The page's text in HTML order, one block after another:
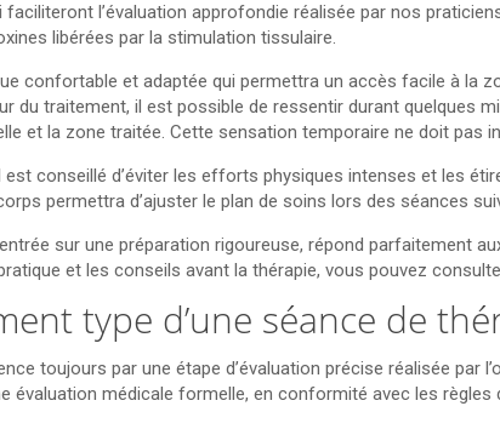
faciliteront l’évaluation approfondie réalisée par nos
libérées par la stimulation tissulaire.
confortable et adaptée qui permettra un accès facile à la
du traitement, il est possible de ressentir durant quelques
et la zone traitée. Cette sensation temporaire ne doit
est conseillé d’éviter les efforts physiques intenses et les
permettra d’ajuster le plan de soins lors des séances
sur une préparation rigoureuse, répond parfaitement
et les conseils avant la thérapie, vous pouvez
type d’une séance de
toujours par une étape d’évaluation précise réalisée par
évaluation médicale formelle, en conformité avec les